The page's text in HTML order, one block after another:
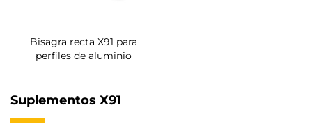
Bisagra recta X91 para
perfiles de aluminio
Suplementos X91